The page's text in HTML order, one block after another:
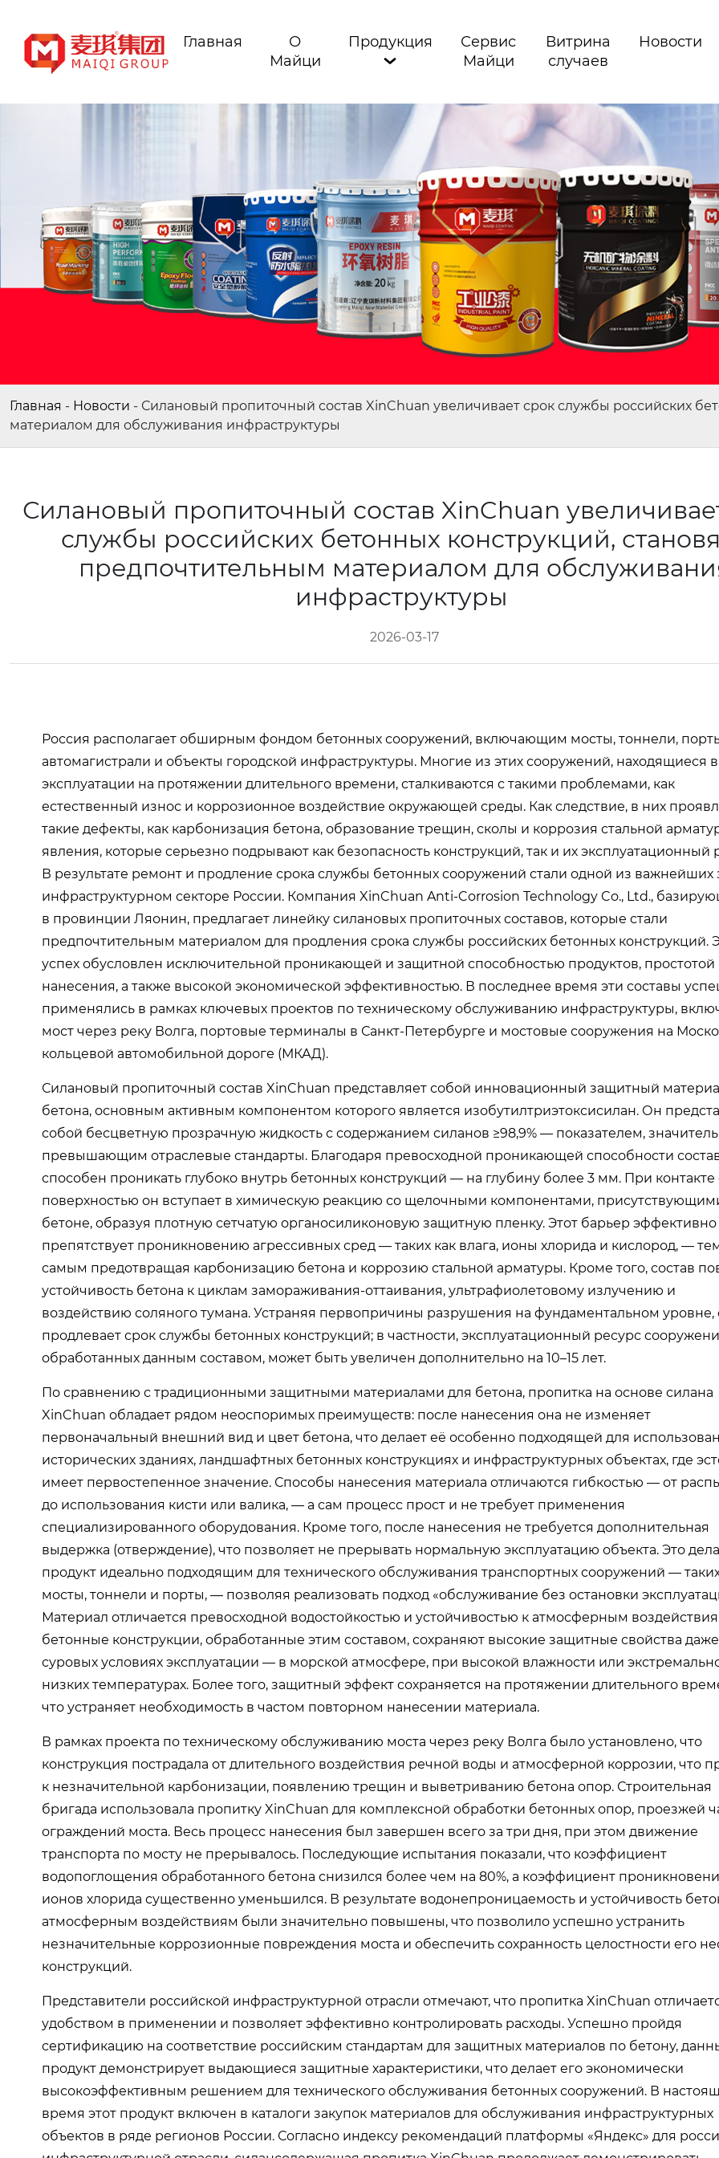
Главная
О
Майци
Продукция

Сервис
Майци
Витрина
случаев
Новости
Главная - Новости - Силановый пропиточный состав XinChuan увеличивает срок службы российских
материалом для обслуживания инфраструктуры
Силановый пропиточный состав XinChuan
службы российских бетонных конструкций,
предпочтительным материалом для
инфраструктуры
2026-03-17
Россия располагает обширным фондом бетонных сооружений, включающим мосты, тоннели,
автомагистрали и объекты городской инфраструктуры. Многие из этих сооружений, находящиеся в
эксплуатации на протяжении длительного времени, сталкиваются с такими проблемами, как
естественный износ и коррозионное воздействие окружающей среды. Как следствие, в них
такие дефекты, как карбонизация бетона, образование трещин, сколы и коррозия стальной
явления, которые серьезно подрывают как безопасность конструкций, так и их эксплуатационный
В результате ремонт и продление срока службы бетонных сооружений стали одной из важнейших
инфраструктурном секторе России. Компания XinChuan Anti-Corrosion Technology Co., Ltd.,
в провинции Ляонин, предлагает линейку силановых пропиточных составов, которые стали
предпочтительным материалом для продления срока службы российских бетонных конструкций.
успех обусловлен исключительной проникающей и защитной способностью продуктов, простотой
нанесения, а также высокой экономической эффективностью. В последнее время эти составы
применялись в рамках ключевых проектов по техническому обслуживанию инфраструктуры,
мост через реку Волга, портовые терминалы в Санкт-Петербурге и мостовые сооружения на
кольцевой автомобильной дороге (МКАД).
Силановый пропиточный состав XinChuan представляет собой инновационный защитный
бетона, основным активным компонентом которого является изобутилтриэтоксисилан. Он
собой бесцветную прозрачную жидкость с содержанием силанов ≥98,9% — показателем,
превышающим отраслевые стандарты. Благодаря превосходной проникающей способности
способен проникать глубоко внутрь бетонных конструкций — на глубину более 3 мм. При контакте
поверхностью он вступает в химическую реакцию со щелочными компонентами,
бетоне, образуя плотную сетчатую органосиликоновую защитную пленку. Этот барьер эффективно
препятствует проникновению агрессивных сред — таких как влага, ионы хлорида и кислород, —
самым предотвращая карбонизацию бетона и коррозию стальной арматуры. Кроме того, состав
устойчивость бетона к циклам замораживания-оттаивания, ультрафиолетовому излучению и
воздействию соляного тумана. Устраняя первопричины разрушения на фундаментальном уровне,
продлевает срок службы бетонных конструкций; в частности, эксплуатационный ресурс
обработанных данным составом, может быть увеличен дополнительно на 10–15 лет.
По сравнению с традиционными защитными материалами для бетона, пропитка на основе силана
XinChuan обладает рядом неоспоримых преимуществ: после нанесения она не изменяет
первоначальный внешний вид и цвет бетона, что делает её особенно подходящей для
исторических зданиях, ландшафтных бетонных конструкциях и инфраструктурных объектах, где
имеет первостепенное значение. Способы нанесения материала отличаются гибкостью — от
до использования кисти или валика, — а сам процесс прост и не требует применения
специализированного оборудования. Кроме того, после нанесения не требуется дополнительная
выдержка (отверждение), что позволяет не прерывать нормальную эксплуатацию объекта. Это
продукт идеально подходящим для технического обслуживания транспортных сооружений —
мосты, тоннели и порты, — позволяя реализовать подход «обслуживание без остановки
Материал отличается превосходной водостойкостью и устойчивостью к атмосферным
бетонные конструкции, обработанные этим составом, сохраняют высокие защитные свойства
суровых условиях эксплуатации — в морской атмосфере, при высокой влажности или
низких температурах. Более того, защитный эффект сохраняется на протяжении длительного
что устраняет необходимость в частом повторном нанесении материала.
В рамках проекта по техническому обслуживанию моста через реку Волга было установлено, что
конструкция пострадала от длительного воздействия речной воды и атмосферной коррозии, что
к незначительной карбонизации, появлению трещин и выветриванию бетона опор. Строительная
бригада использовала пропитку XinChuan для комплексной обработки бетонных опор, проезжей
ограждений моста. Весь процесс нанесения был завершен всего за три дня, при этом движение
транспорта по мосту не прерывалось. Последующие испытания показали, что коэффициент
водопоглощения обработанного бетона снизился более чем на 80%, а коэффициент
ионов хлорида существенно уменьшился. В результате водонепроницаемость и устойчивость
атмосферным воздействиям были значительно повышены, что позволило успешно устранить
незначительные коррозионные повреждения моста и обеспечить сохранность целостности его
конструкций.
Представители российской инфраструктурной отрасли отмечают, что пропитка XinChuan
удобством в применении и позволяет эффективно контролировать расходы. Успешно пройдя
сертификацию на соответствие российским стандартам для защитных материалов по бетону,
продукт демонстрирует выдающиеся защитные характеристики, что делает его экономически
высокоэффективным решением для технического обслуживания бетонных сооружений. В
время этот продукт включен в каталоги закупок материалов для обслуживания инфраструктурных
объектов в ряде регионов России. Согласно индексу рекомендаций платформы «Яндекс» для